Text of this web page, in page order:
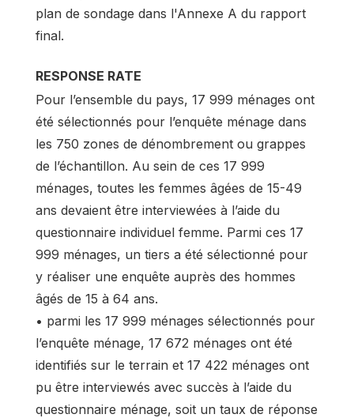
plan de sondage dans l'Annexe A du rapport
final.
RESPONSE RATE
Pour l’ensemble du pays, 17 999 ménages ont
été sélectionnés pour l’enquête ménage dans
les 750 zones de dénombrement ou grappes
de l’échantillon. Au sein de ces 17 999
ménages, toutes les femmes âgées de 15-49
ans devaient être interviewées à l’aide du
questionnaire individuel femme. Parmi ces 17
999 ménages, un tiers a été sélectionné pour
y réaliser une enquête auprès des hommes
âgés de 15 à 64 ans.
• parmi les 17 999 ménages sélectionnés pour
l’enquête ménage, 17 672 ménages ont été
identifiés sur le terrain et 17 422 ménages ont
pu être interviewés avec succès à l’aide du
questionnaire ménage, soit un taux de réponse